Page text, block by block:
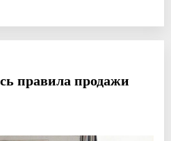
правила продажи